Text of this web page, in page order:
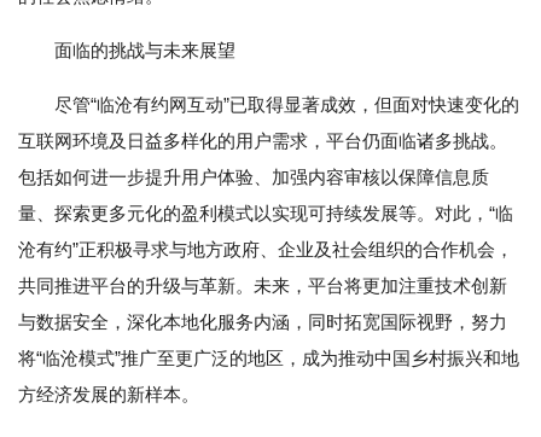
面临的挑战与未来展望
尽管“临沧有约网互动”已取得显著成效，但面对快速变化的
互联网环境及日益多样化的用户需求，平台仍面临诸多挑战。
包括如何进一步提升用户体验、加强内容审核以保障信息质
量、探索更多元化的盈利模式以实现可持续发展等。对此，“临
沧有约”正积极寻求与地方政府、企业及社会组织的合作机会，
共同推进平台的升级与革新。未来，平台将更加注重技术创新
与数据安全，深化本地化服务内涵，同时拓宽国际视野，努力
将“临沧模式”推广至更广泛的地区，成为推动中国乡村振兴和地
方经济发展的新样本。